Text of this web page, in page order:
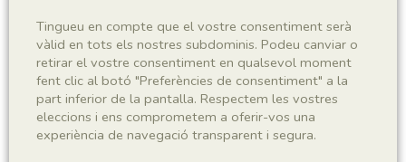
Taxonomia
Regne
Plantae
Phyllum
Spermatophyta
Subphyllum
Gymnospermae
Classe
Pinopsida
Tingueu en compte que el vostre consentiment serà
vàlid en tots els nostres subdominis. Podeu canviar o
retirar el vostre consentiment en qualsevol moment
fent clic al botó "Preferències de consentiment" a la
part inferior de la pantalla. Respectem les vostres
eleccions i ens comprometem a oferir-vos una
experiència de navegació transparent i segura.